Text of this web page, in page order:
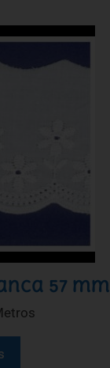
57 mm